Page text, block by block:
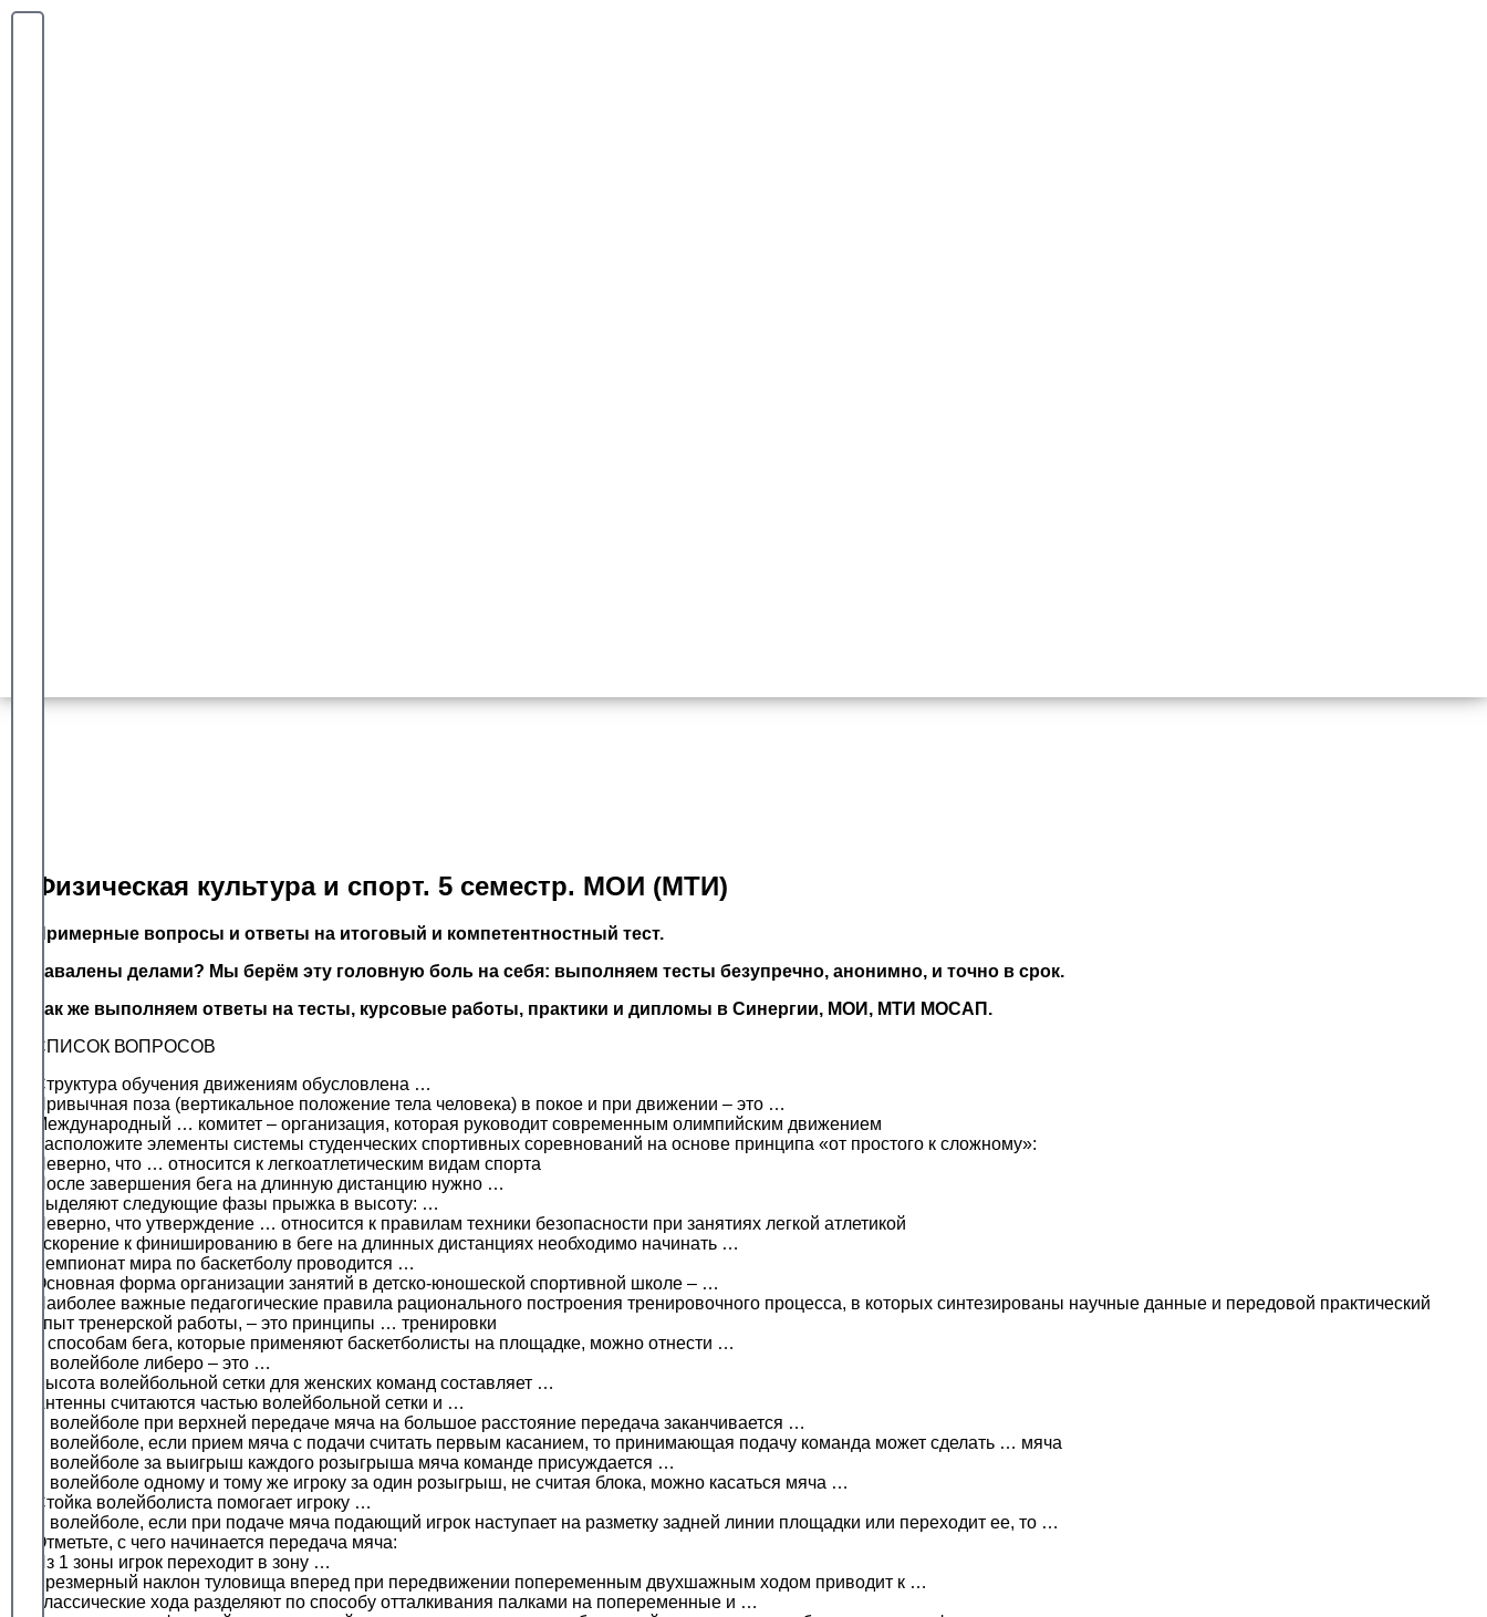
Решение тестов
Университета СИНЕРГИЯ, МТИ, МОИ и МОСАП
Узнай стоимость - это бесплатно! ЖМИ
Гарантия сдачи
Физическая культура и спорт. 5 семестр. МОИ (МТИ)
Примерные вопросы и ответы на итоговый и компетентностный тест.
Завалены делами? Мы берём эту головную боль на себя: выполняем тесты безупречно, анонимно, и точно в срок.
Так же выполняем ответы на тесты, курсовые работы, практики и дипломы в Синергии, МОИ, МТИ МОСАП.
СПИСОК ВОПРОСОВ
Структура обучения движениям обусловлена …
Привычная поза (вертикальное положение тела человека) в покое и при движении – это …
Международный … комитет – организация, которая руководит современным олимпийским движением
Расположите элементы системы студенческих спортивных соревнований на основе принципа «от простого к сложному»:
Неверно, что … относится к легкоатлетическим видам спорта
После завершения бега на длинную дистанцию нужно …
Выделяют следующие фазы прыжка в высоту: …
Неверно, что утверждение … относится к правилам техники безопасности при занятиях легкой атлетикой
Ускорение к финишированию в беге на длинных дистанциях необходимо начинать …
Чемпионат мира по баскетболу проводится …
Основная форма организации занятий в детско-юношеской спортивной школе – …
Наиболее важные педагогические правила рационального построения тренировочного процесса, в которых синтезированы научные данные и передовой практический
опыт тренерской работы, – это принципы … тренировки
К способам бега, которые применяют баскетболисты на площадке, можно отнести …
В волейболе либеро – это …
Высота волейбольной сетки для женских команд составляет …
Антенны считаются частью волейбольной сетки и …
В волейболе при верхней передаче мяча на большое расстояние передача заканчивается …
В волейболе, если прием мяча с подачи считать первым касанием, то принимающая подачу команда может сделать … мяча
В волейболе за выигрыш каждого розыгрыша мяча команде присуждается …
В волейболе одному и тому же игроку за один розыгрыш, не считая блока, можно касаться мяча …
Стойка волейболиста помогает игроку …
В волейболе, если при подаче мяча подающий игрок наступает на разметку задней линии площадки или переходит ее, то …
Отметьте, с чего начинается передача мяча:
Из 1 зоны игрок переходит в зону …
Чрезмерный наклон туловища вперед при передвижении попеременным двухшажным ходом приводит к …
Классические хода разделяют по способу отталкивания палками на попеременные и …